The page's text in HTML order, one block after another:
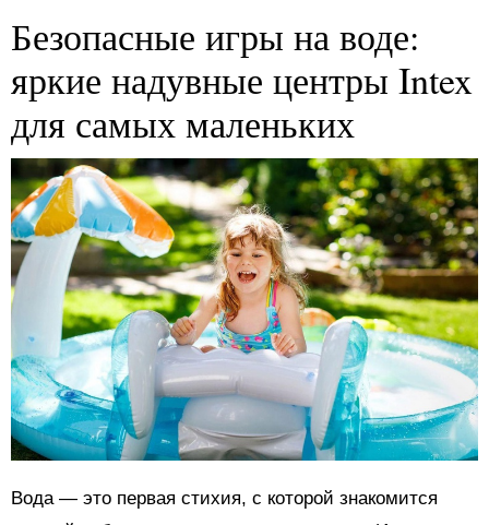
Безопасные игры на воде:
яркие надувные центры Intex
для самых маленьких
Вода — это первая стихия, с которой знакомится